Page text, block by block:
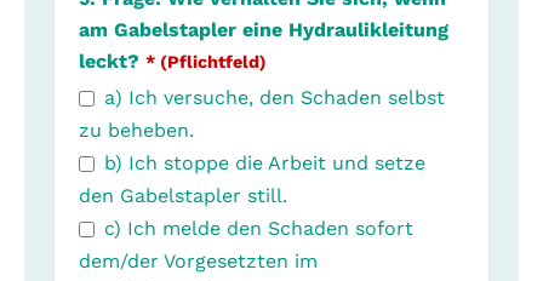
am Gabelstapler eine Hydraulikleitung
leckt? * (Pflichtfeld)
a) Ich versuche, den Schaden selbst
zu beheben.
b) Ich stoppe die Arbeit und setze
den Gabelstapler still.
c) Ich melde den Schaden sofort
dem/der Vorgesetzten im